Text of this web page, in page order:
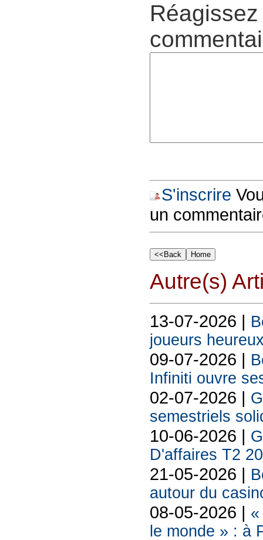
S'inscrire
un
Autre(s)
13-07-2026 |
joueurs
09-07-2026 |
Infiniti ouvre
02-07-2026 |
semestriels
10-06-2026 |
D'affaires T2
21-05-2026 |
autour du
08-05-2026 |
le monde » : à